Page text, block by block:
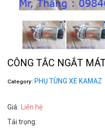
CÔNG TẮC NGẮT
Category: PHỤ TÙNG XE KAMAZ
Giá: Liên hệ
Tải trọng: